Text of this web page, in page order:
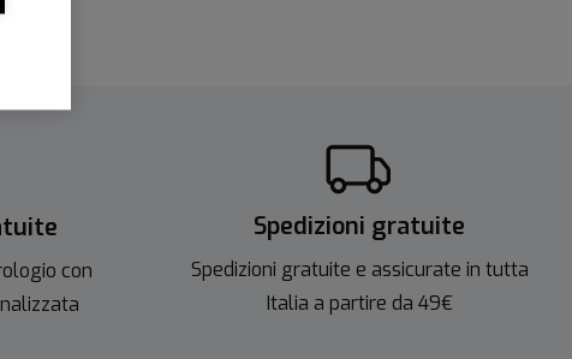
con
Spedizioni gratuite
Spedizioni gratuite e assicurate in tutta
Italia a partire da 49€